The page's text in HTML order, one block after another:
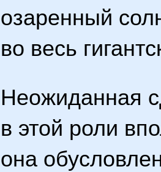
озаренный
во весь
Неожиданная
в этой роли
она